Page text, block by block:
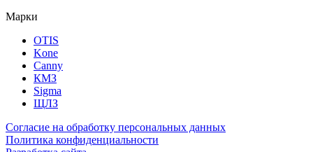
Марки
OTIS
Kone
Canny
КМЗ
Sigma
ЩЛЗ
Согласие на обработку персональных данных
Политика конфиденциальности